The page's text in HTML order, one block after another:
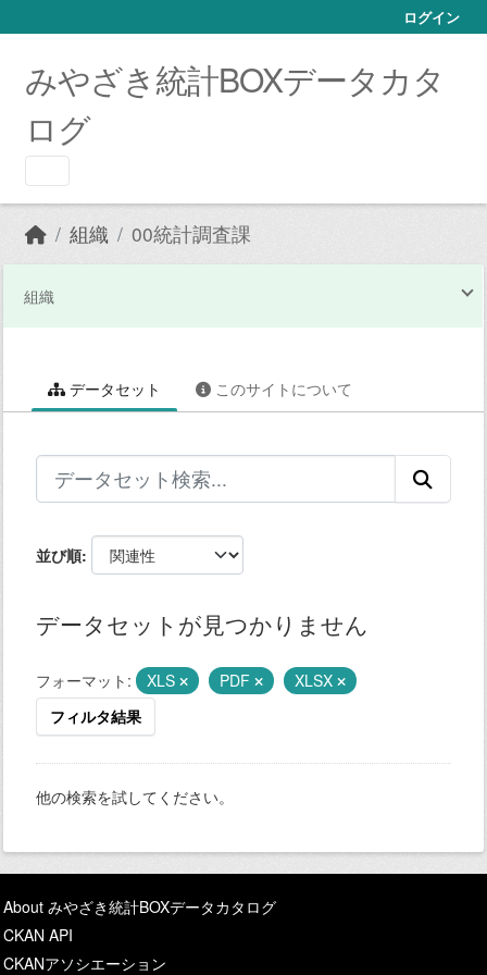
ログイン
みやざき統計BOXデータカタ
ログ
組織 00統計調査課
組織
データセット このサイトについて
並び順
データセットが見つかりません
フォーマット: XLS PDF
XLSX
フィルタ結果
他の検索を試してください。
About みやざき統計BOXデータカタログ
CKAN API
CKANアソシエーション